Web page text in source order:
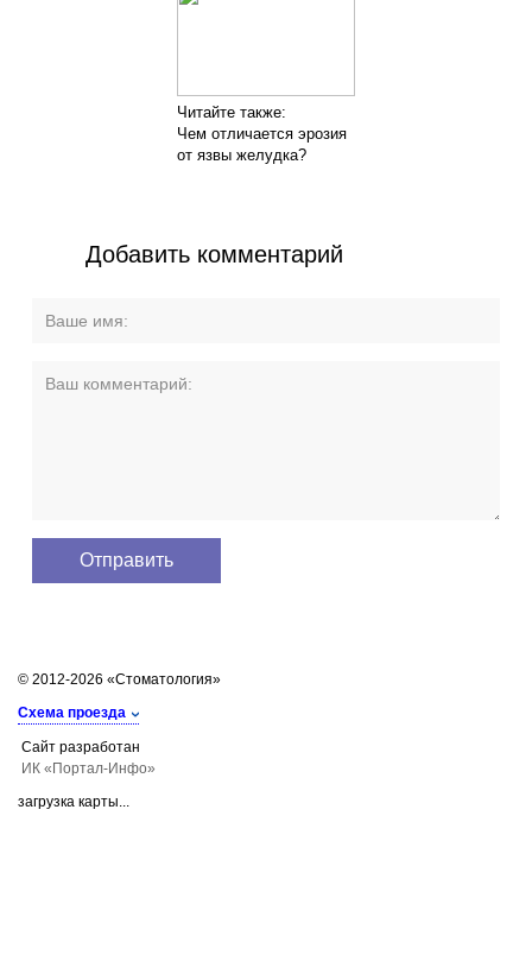
Читайте также:
Чем отличается эрозия
от язвы желудка?
Добавить комментарий
© 2012-2026 «Стоматология»
Схема проезда
Сайт разработан
ИК «Портал-Инфо»
загрузка карты...